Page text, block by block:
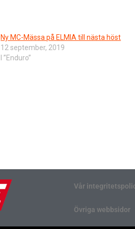
Ny MC-Mässa på ELMIA till nästa höst
12 september, 2019
I ”Enduro”
Vår
Övriga webbsidor